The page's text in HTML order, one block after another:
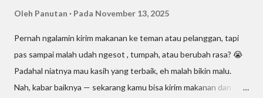
Oleh Panutan Pada November 13, 2025
Pernah ngalamin kirim makanan ke teman atau pelanggan, tapi
pas sampai malah udah ngesot , tumpah, atau berubah rasa? 😭
Padahal niatnya mau kasih yang terbaik, eh malah bikin malu.
Nah, kabar baiknya — sekarang kamu bisa kirim makanan dan